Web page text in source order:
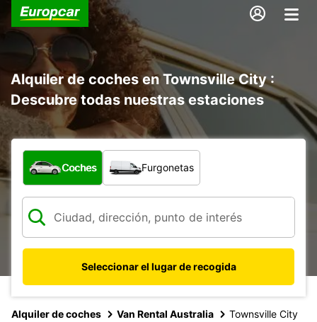
Alquiler de coches en Townsville City :
Descubre todas nuestras estaciones
¿Qué tipo de vehículo?
Coches Furgonetas
Seleccionar el lugar de recogida
Alquiler de coches Van Rental Australia Townsville City